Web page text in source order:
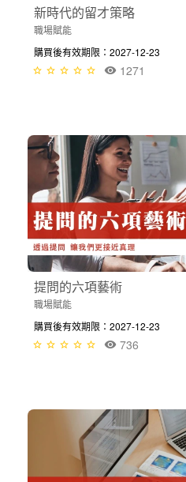
新時代的留才策略
職場賦能
購買後有效期限：2027-12-23
1271
提問的六項藝術
職場賦能
購買後有效期限：2027-12-23
736